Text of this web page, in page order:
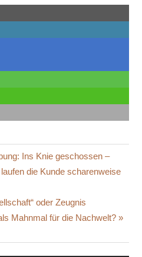
Ins Knie geschossen –
die Kunde scharenweise
oder Zeugnis
Mahnmal für die Nachwelt?